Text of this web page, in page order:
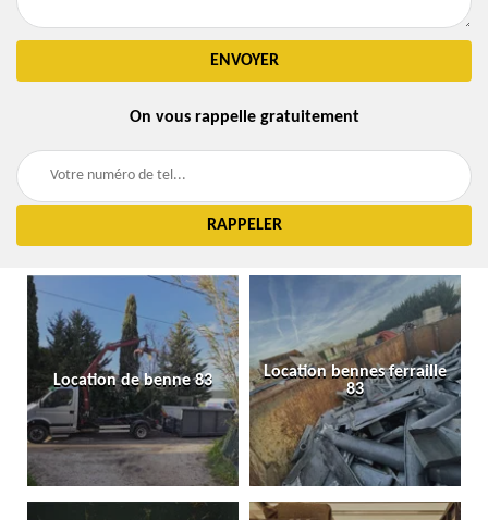
On vous rappelle gratuitement
Location de benne 83
Location bennes ferraille
83